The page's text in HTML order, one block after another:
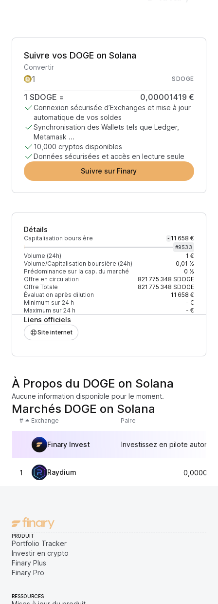
Suivre vos DOGE on Solana
Convertir
SDOGE
1 SDOGE = 0,00001419 €
Connexion sécurisée d’Exchanges et mise à jour
automatique de vos soldes
Synchronisation des Wallets tels que Ledger,
Metamask ...
10,000 cryptos disponibles
Données sécurisées et accès en lecture seule
Suivre sur Finary
Détails
Capitalisation boursière - 11 658 €
#9533
Volume (24h)
1 €
Volume/Capitalisation boursière (24h)
0,01 %
Prédominance sur la cap. du marché
0 %
Offre en circulation
821 775 348 SDOGE
Offre Totale
821 775 348 SDOGE
Évaluation après dilution
11 658 €
Minimum sur 24 h
- €
Maximum sur 24 h
- €
Liens officiels
Site internet
À Propos du DOGE on Solana
Aucune information disponible pour le moment.
Marchés DOGE on Solana
# Exchange Paire
Finary Invest Investissez en pilote
1 Raydium
PRODUIT
Portfolio Tracker
Investir en crypto
Finary Plus
Finary Pro
RESSOURCES